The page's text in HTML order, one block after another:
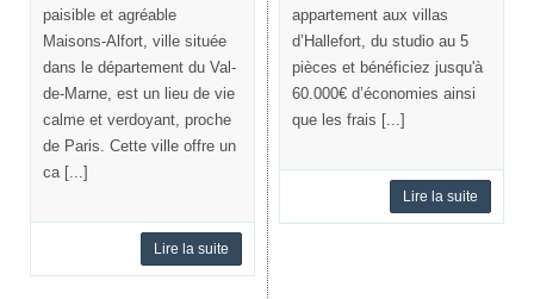
paisible et agréable
Maisons-Alfort, ville située
dans le département du Val-
de-Marne, est un lieu de vie
calme et verdoyant, proche
de Paris. Cette ville offre un
ca [...]
Lire la suite
appartement aux villas
d’Hallefort, du studio au 5
pièces et bénéficiez jusqu'à
60.000€ d’économies ainsi
que les frais [...]
Lire la suite